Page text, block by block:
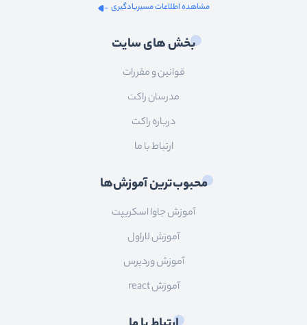
مشاهده اطلاعات مسیریادگیری
بخش های سایت
قوانین و مقررات
مدرسان راکت
درباره راکت
ارتباط با ما
محبوب‌ترین آموزش‌ها
آموزش جاوا اسکریپت
آموزش لاراول
آموزش وردپرس
آموزش react